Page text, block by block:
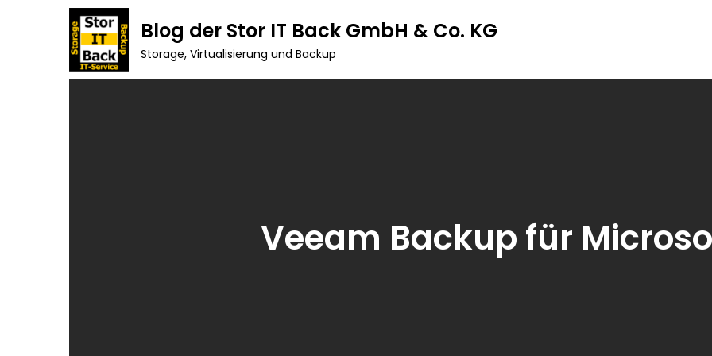
Blog der Stor IT Back GmbH & Co. KG
Storage, Virtualisierung und Backup
Veeam Backup für